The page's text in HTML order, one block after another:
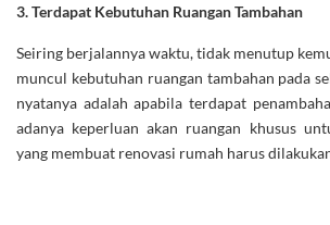
3.Terdapat Kebutuhan Ruangan Tambahan
Seiring berjalannya waktu, tidak menutup
muncul kebutuhan ruangan tambahan pada
nyatanya adalah apabila terdapat
adanya keperluan akan ruangan khusus
yang membuat renovasi rumah harus